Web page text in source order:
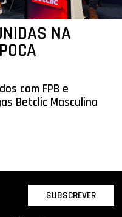
NA
com FPB e
Betclic Masculina
SUBSCREVER